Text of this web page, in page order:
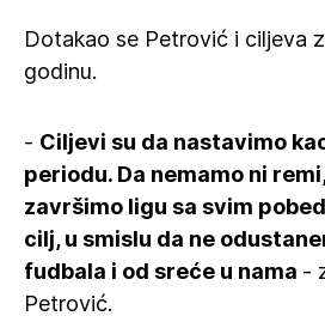
Dotakao se Petrović i ciljeva
godinu.
- Ciljevi su da nastavimo
periodu. Da nemamo ni
završimo ligu sa svim
cilj, u smislu da ne
fudbala i od sreće u nama -
Petrović.